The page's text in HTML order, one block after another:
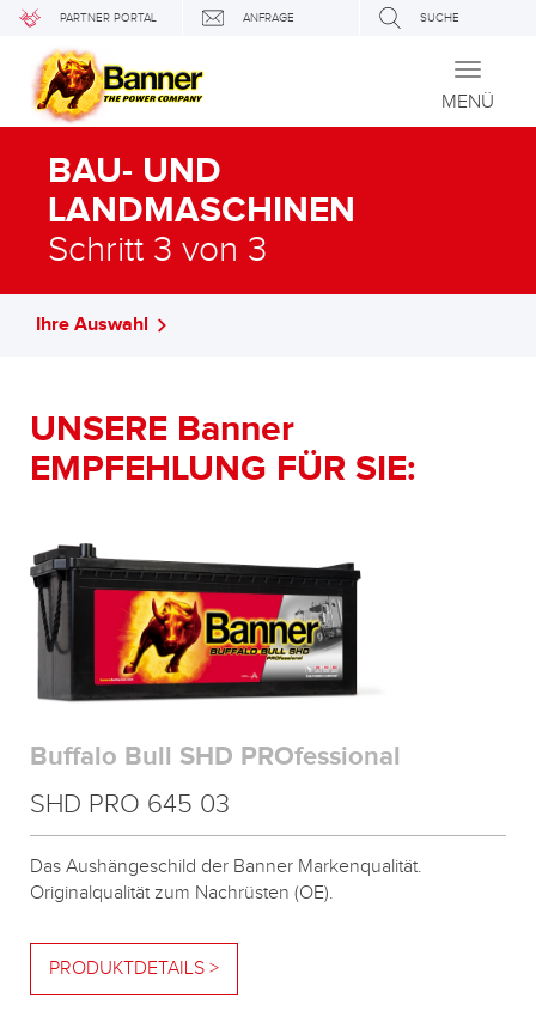
PARTNER PORTAL ANFRAGE SUCHE
Toggle
MENÜ
BAU- UND
LANDMASCHINEN
Schritt 3 von 3
Ihre Auswahl
UNSERE Banner
EMPFEHLUNG FÜR SIE:
Buffalo Bull SHD PROfessional
SHD PRO 645 03
Das Aushängeschild der Banner Markenqualität.
Originalqualität zum Nachrüsten (OE).
PRODUKTDETAILS >